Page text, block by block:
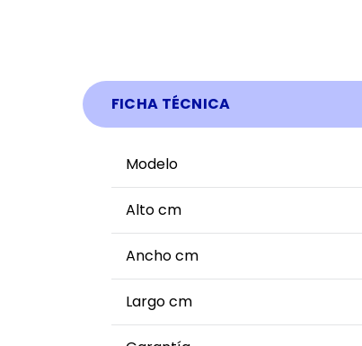
FICHA TÉCNICA
Modelo
Alto cm
Ancho cm
Largo cm